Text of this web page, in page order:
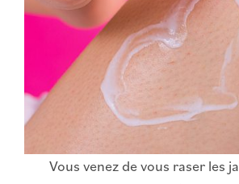
Vous venez de vous raser les